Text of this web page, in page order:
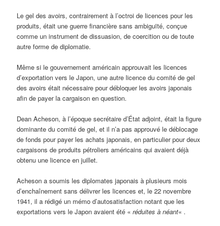
Le gel des avoirs, contrairement à l’octroi de licences pour les
produits, était une guerre financière sans ambiguïté, conçue
comme un instrument de dissuasion, de coercition ou de toute
autre forme de diplomatie.
Même si le gouvernement américain approuvait les licences
d’exportation vers le Japon, une autre licence du comité de gel
des avoirs était nécessaire pour débloquer les avoirs japonais
afin de payer la cargaison en question.
Dean Acheson, à l’époque secrétaire d’État adjoint, était la figure
dominante du comité de gel, et il n’a pas approuvé le déblocage
de fonds pour payer les achats japonais, en particulier pour deux
cargaisons de produits pétroliers américains qui avaient déjà
obtenu une licence en juillet.
Acheson a soumis les diplomates japonais à plusieurs mois
d’enchaînement sans délivrer les licences et, le 22 novembre
1941, il a rédigé un mémo d’autosatisfaction notant que les
exportations vers le Japon avaient été «réduites à néant« .